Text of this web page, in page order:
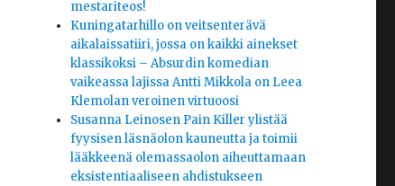
mestariteos!
Kuningatarhillo on veitsenterävä
aikalaissatiiri, jossa on kaikki ainekset
klassikoksi – Absurdin komedian
vaikeassa lajissa Antti Mikkola on Leea
Klemolan veroinen virtuoosi
Susanna Leinosen Pain Killer ylistää
fyysisen läsnäolon kauneutta ja toimii
lääkkeenä olemassaolon aiheuttamaan
eksistentiaaliseen ahdistukseen